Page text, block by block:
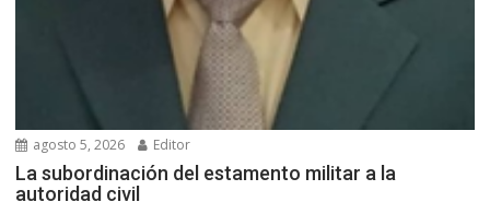
agosto 5, 2026 Editor
La subordinación del estamento militar a la
autoridad civil